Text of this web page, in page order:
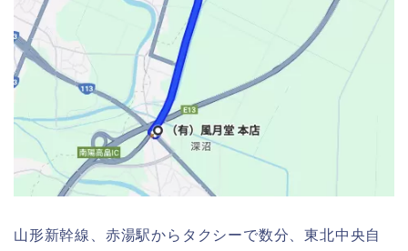
山形新幹線、赤湯駅からタクシーで数分、東北中央自